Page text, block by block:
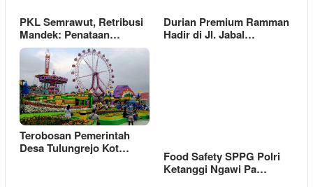
PKL Semrawut, Retribusi
Mandek: Penataan…
Durian Premium Ramman
Hadir di Jl. Jabal…
Terobosan Pemerintah
Desa Tulungrejo Kot…
Food Safety SPPG Polri
Ketanggi Ngawi Pa…